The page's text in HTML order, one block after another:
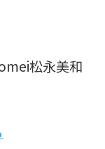
松永美和